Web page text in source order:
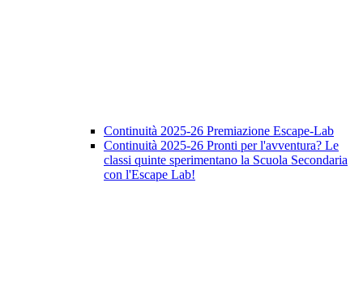
Continuità 2025-26 Premiazione Escape-Lab
Continuità 2025-26 Pronti per l'avventura? Le
classi quinte sperimentano la Scuola Secondaria
con l'Escape Lab!